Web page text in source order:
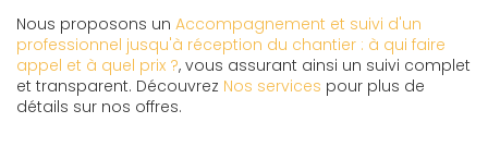
Nous proposons un Accompagnement et suivi d'un
professionnel jusqu'à réception du chantier : à qui faire
appel et à quel prix ?, vous assurant ainsi un suivi complet
et transparent. Découvrez Nos services pour plus de
détails sur nos offres.